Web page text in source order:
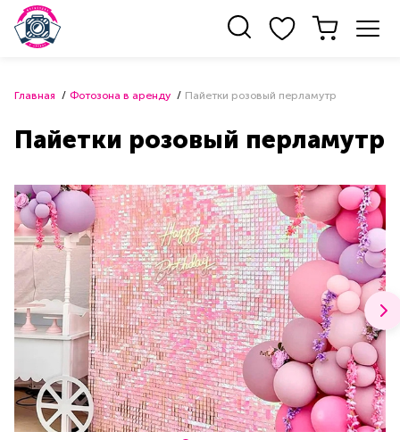
Главная Фотозона в аренду Пайетки розовый перламутр
Пайетки розовый перламутр